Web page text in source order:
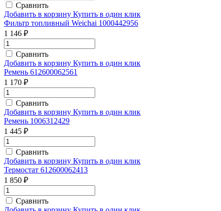
Сравнить
Добавить в корзину Купить в один клик
Фильтр топливный Weichai 1000442956
1 146 ₽
Сравнить
Добавить в корзину Купить в один клик
Ремень 612600062561
1 170 ₽
Сравнить
Добавить в корзину Купить в один клик
Ремень 1006312429
1 445 ₽
Сравнить
Добавить в корзину Купить в один клик
Термостат 612600062413
1 850 ₽
Сравнить